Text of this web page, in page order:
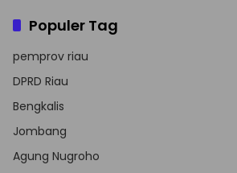
Populer Tag
pemprov riau
DPRD Riau
Bengkalis
Jombang
Agung Nugroho